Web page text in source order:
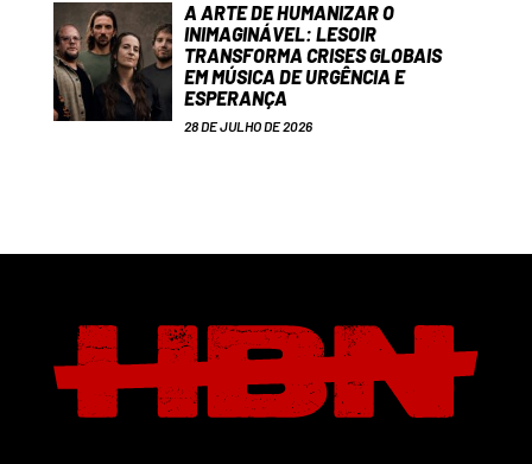
A ARTE DE HUMANIZAR O
INIMAGINÁVEL: LESOIR
TRANSFORMA CRISES GLOBAIS
EM MÚSICA DE URGÊNCIA E
ESPERANÇA
28 DE JULHO DE 2026